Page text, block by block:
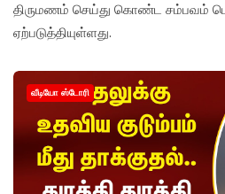
திருமணம் செய்து கொண்ட சம்பவம்
ஏற்படுத்தியுள்ளது.
வீடியோ ஸ்டோரி